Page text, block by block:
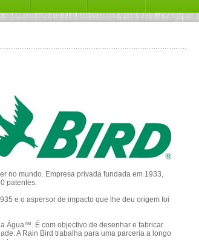
no mundo. Empresa privada fundada em 1933,
patentes.
e o aspersor de impacto que lhe deu origem foi
Água™. É com objectivo de desenhar e fabricar
A Rain Bird trabalha para uma parceria a longo